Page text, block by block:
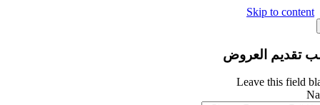
Skip to content
تقديم العروض
Leave this field